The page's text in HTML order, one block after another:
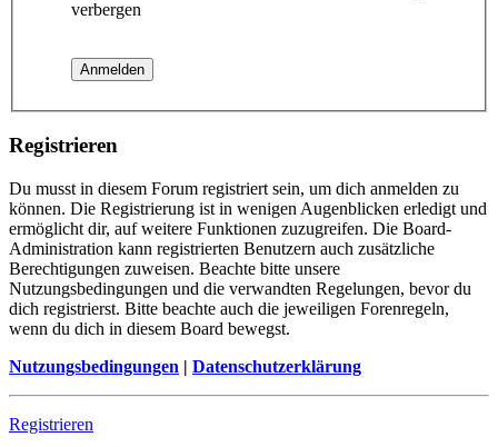
verbergen
Registrieren
Du musst in diesem Forum registriert sein, um dich anmelden zu
können. Die Registrierung ist in wenigen Augenblicken erledigt und
ermöglicht dir, auf weitere Funktionen zuzugreifen. Die Board-
Administration kann registrierten Benutzern auch zusätzliche
Berechtigungen zuweisen. Beachte bitte unsere
Nutzungsbedingungen und die verwandten Regelungen, bevor du
dich registrierst. Bitte beachte auch die jeweiligen Forenregeln,
wenn du dich in diesem Board bewegst.
Nutzungsbedingungen | Datenschutzerklärung
Registrieren